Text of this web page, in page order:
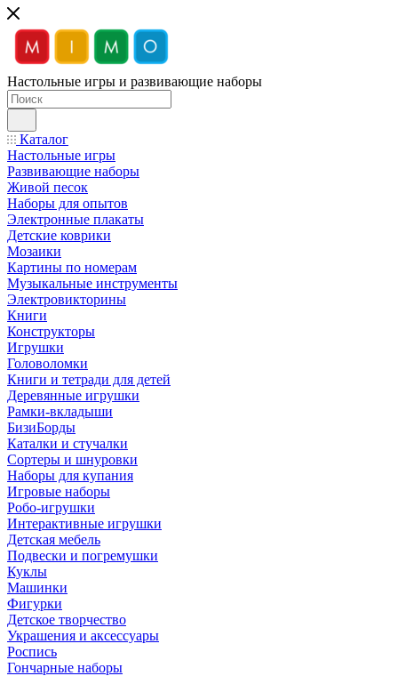
Настольные игры и развивающие наборы
Каталог
Настольные игры
Развивающие наборы
Живой песок
Наборы для опытов
Электронные плакаты
Детские коврики
Мозаики
Картины по номерам
Музыкальные инструменты
Электровикторины
Книги
Конструкторы
Игрушки
Головоломки
Книги и тетради для детей
Деревянные игрушки
Рамки-вкладыши
БизиБорды
Каталки и стучалки
Сортеры и шнуровки
Наборы для купания
Игровые наборы
Робо-игрушки
Интерактивные игрушки
Детская мебель
Подвески и погремушки
Куклы
Машинки
Фигурки
Детское творчество
Украшения и аксессуары
Роспись
Гончарные наборы